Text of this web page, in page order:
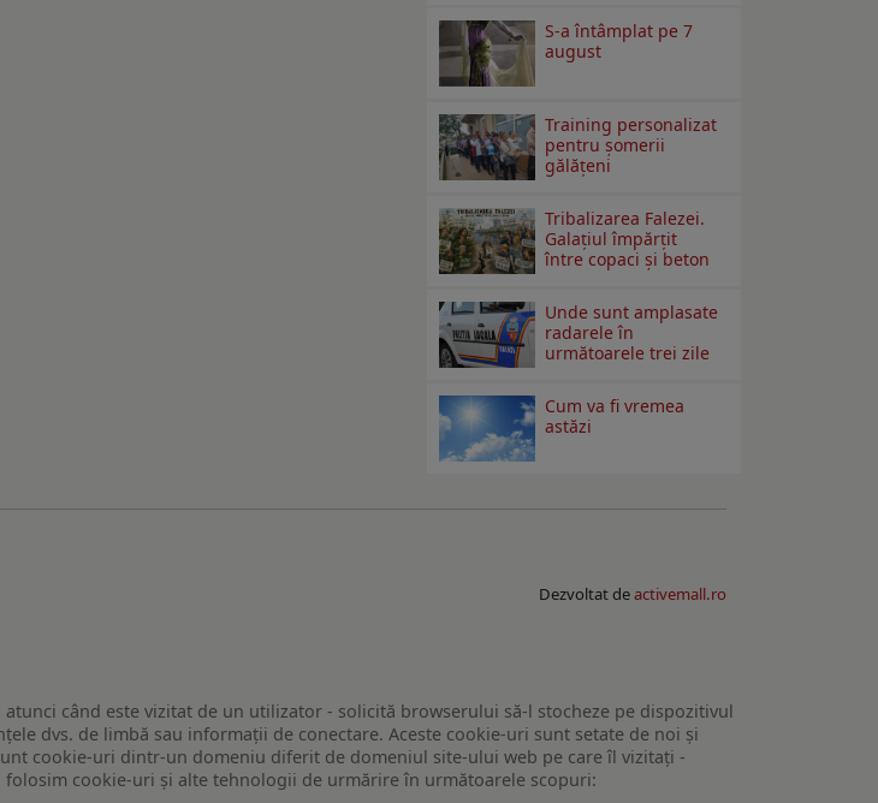
S-a întâmplat pe 7
august
Training personalizat
pentru șomerii
gălățeni
Tribalizarea Falezei.
Galațiul împărțit
între copaci și beton
Unde sunt amplasate
radarele în
următoarele trei zile
Cum va fi vremea
astăzi
Dezvoltat deactivemall.ro
când este vizitat de un utilizator - solicită browserului să-l stocheze pe dispozitivul
dvs. de limbă sau informații de conectare. Aceste cookie-uri sunt setate de noi și
cookie-uri dintr-un domeniu diferit de domeniul site-ului web pe care îl vizitați -
cookie-uri și alte tehnologii de urmărire în următoarele scopuri: